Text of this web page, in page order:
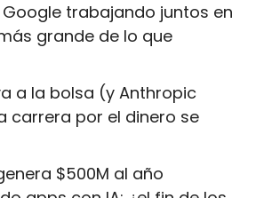
Google trabajando juntos en
grande de lo que
a la bolsa (y Anthropic
carrera por el dinero se
$500M al año